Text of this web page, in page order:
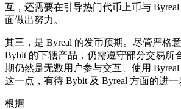
互，还需要在引导热门代币上币与
面做出努力。
其三，是 Byreal 的发币预期。尽管严格
Bybit 的下辖产品，仍需遵守部分交易所
期仍然是无数用户参与交互、使用 Byreal
这一点，有待 Bybit 及 Byreal 方面的进一
根据